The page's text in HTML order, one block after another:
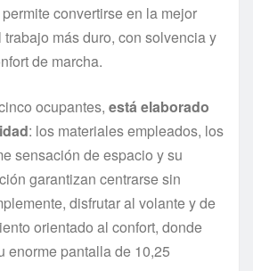
convertirse en la mejor
más duro, con solvencia y
de marcha.
ocupantes, está elaborado
: los materiales empleados, los
sensación de espacio y su
garantizan centrarse sin
disfrutar al volante y de
orientado al confort, donde
enorme pantalla de 10,25